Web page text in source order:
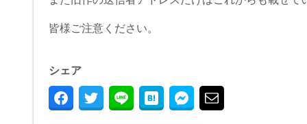
皆様ご注意ください。
シェア